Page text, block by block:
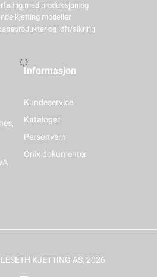
med produksjon og
kjetting modeller.
og løft/sikring
Informasjon
Kundeservice
Kataloger
Personvern
Onix dokumenter
KJETTING AS, 2026